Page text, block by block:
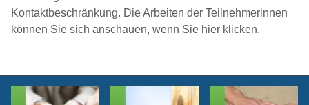
Kontaktbeschränkung. Die Arbeiten der Teilnehmerinnen
können Sie sich anschauen, wenn Sie hier klicken.